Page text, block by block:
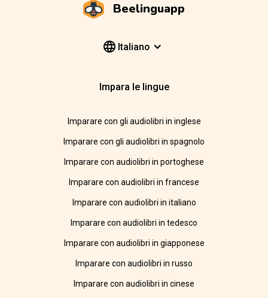
Beelinguapp
Italiano
Impara le lingue
Imparare con gli audiolibri in inglese
Imparare con gli audiolibri in spagnolo
Imparare con audiolibri in portoghese
Imparare con audiolibri in francese
Imparare con audiolibri in italiano
Imparare con audiolibri in tedesco
Imparare con audiolibri in giapponese
Imparare con audiolibri in russo
Imparare con audiolibri in cinese